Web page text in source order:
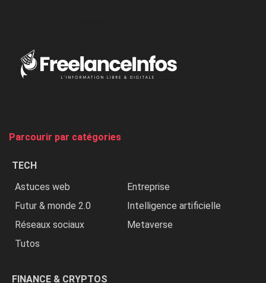
Nigeria,
Parcourir par catégories
TECH
Astuces web
Entreprise
Futur & monde 2.0
Intelligence artificielle
Réseaux sociaux
Metaverse
Tutos
FINANCE & CRYPTOS